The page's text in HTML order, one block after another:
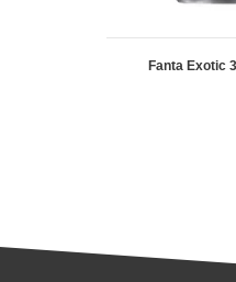
Fanta Exotic